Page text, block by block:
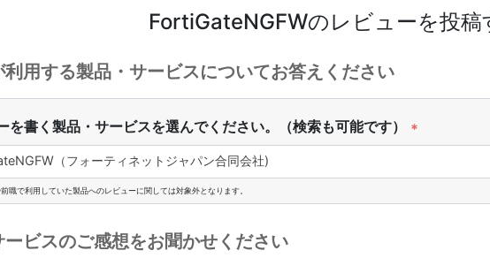
FortiGateNGFWのレビューを投稿
利用する製品・サービスについてお答えください
を書く製品・サービスを選んでください。（検索も可能です） *
（フォーティネットジャパン合同会社)
職で利用していた製品へのレビューに関しては対象外となります。
ービスのご感想をお聞かせください